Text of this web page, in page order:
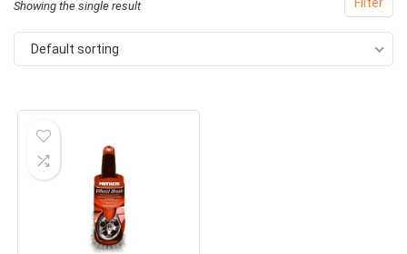
Filter
Showing the single result
Default sorting